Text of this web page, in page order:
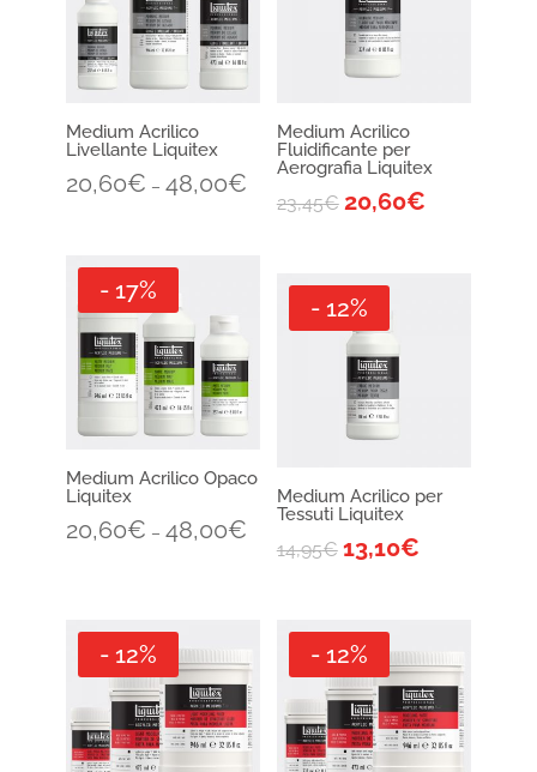
Medium Acrilico
Livellante Liquitex
20,60€ – 48,00€
Medium Acrilico
Fluidificante per
Aerografia Liquitex
23,45€ 20,60€
- 17%
Medium Acrilico Opaco
Liquitex
20,60€ – 48,00€
- 12%
Medium Acrilico per
Tessuti Liquitex
14,95€ 13,10€
- 12% - 12%